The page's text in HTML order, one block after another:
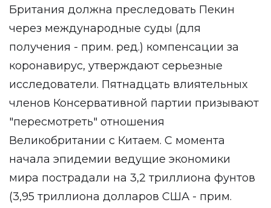
Британия должна преследовать Пекин
через международные суды (для
получения - прим. ред.) компенсации за
коронавирус, утверждают серьезные
исследователи. Пятнадцать влиятельных
членов Консервативной партии призывают
"пересмотреть" отношения
Великобритании с Китаем. С момента
начала эпидемии ведущие экономики
мира пострадали на 3,2 триллиона фунтов
(3,95 триллиона долларов США - прим.